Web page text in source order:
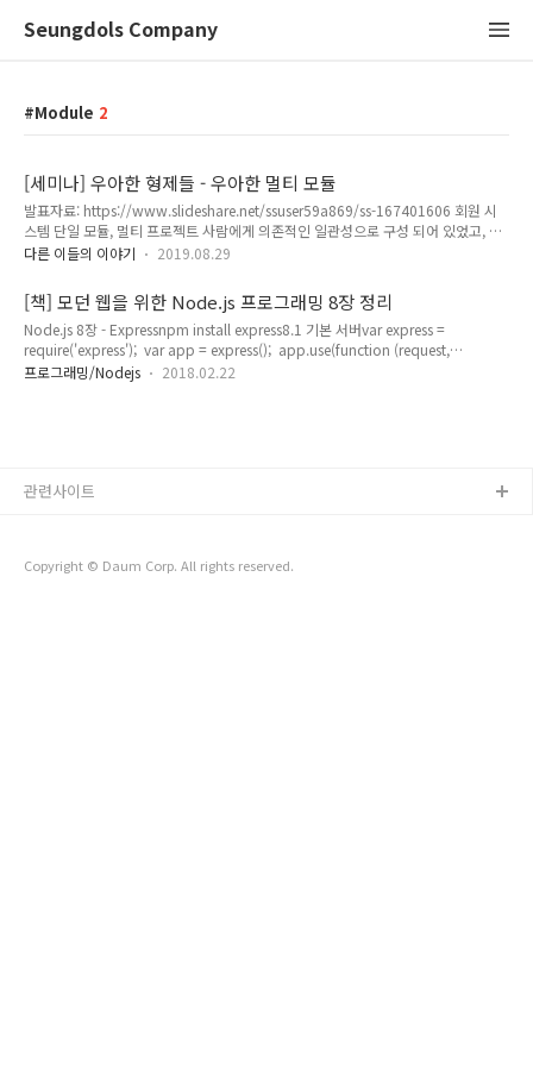
Seungdols Company
Module 2
[세미나] 우아한 형제들 - 우아한 멀티 모듈
발표자료: https://www.slideshare.net/ssuser59a869/ss-167401606 회원 시
스템 단일 모듈, 멀티 프로젝트 사람에게 의존적인 일관성으로 구성 되어 있었고, 세
프로젝트는 공유 되는 클래스들이 있었음. 내부 Nexus를 이용하고 있었고, 해당 세
개발 사이클이 복잡 하다. 내가 속한 환경에서도 생각해보면, 모듈 단위로 이미 구분
이 잘 되어 있다. 만약 프로젝트 기준으로 나뉘게 되면, 너무 큰 범주로 작업 간 이동
이 발생 하게 된다. 그런 환경은 내가 생각해도 개발 하기 쉽지 않다. 멀티 모듈, 단일
프로젝트 시스템으로 보장 되는 일관성을 얻고, 개발 사이클이 단순화 된다. 내가 속
한 ..
다른 이들의 이야기 2019.08.29
[책] 모던 웹을 위한 Node.js 프로그래밍 8장 정리
Node.js 8장 - Expressnpm install express8.1 기본 서버var express =
require('express'); ​ var app = express(); ​ app.use(function (request,
response) { response.writeHead(200, { 'Content-Type': 'text/html' });
프로그래밍/Nodejs 2018.02.22
Copyright © Daum Corp. All rights reserved.
관련사이트